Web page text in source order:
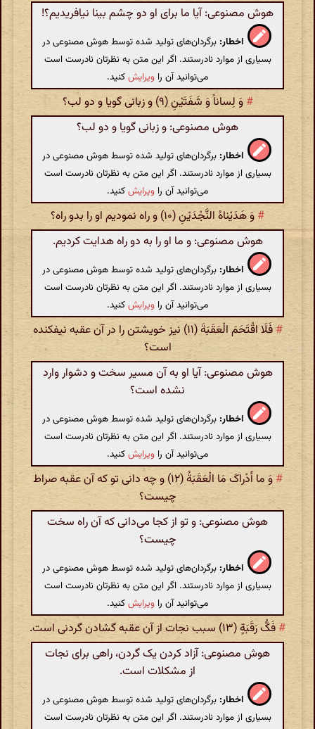
هوش مصنوعی: آیا ما برای او دو چشم بینا نیافریدیم؟!
اخطار: برگردان‌های تولید شده توسط هوش مصنوعی در
بسیاری از موارد نادرستند. اگر این متن به نظرتان نادرست است
می‌توانید آن را ویرایشکنید.
# وَ لِساناً وَ شَفَتَیْنِ (۹) و زبانی گویا و دو لب؟
هوش مصنوعی: و زبانی گویا و دو لب؟
اخطار: برگردان‌های تولید شده توسط هوش مصنوعی در
بسیاری از موارد نادرستند. اگر این متن به نظرتان نادرست است
می‌توانید آن را ویرایشکنید.
# وَ هَدَیْناهُ النَّجْدَیْنِ (۱۰) و راه نمودیم او را بدو راه؟
هوش مصنوعی: و ما او را به دو راه هدایت کردیم.
اخطار: برگردان‌های تولید شده توسط هوش مصنوعی در
بسیاری از موارد نادرستند. اگر این متن به نظرتان نادرست است
می‌توانید آن را ویرایشکنید.
#
فَلَا اقْتَحَمَ الْعَقَبَةَ (۱۱) نیز خویشتن را در آن عقبه نیفکنده
است؟
هوش مصنوعی: آیا او به آن مسیر سخت و دشوار وارد
نشده است؟
اخطار: برگردان‌های تولید شده توسط هوش مصنوعی در
بسیاری از موارد نادرستند. اگر این متن به نظرتان نادرست است
می‌توانید آن را ویرایشکنید.
#
وَ ما أَدْراکَ مَا الْعَقَبَةُ (۱۲) و چه دانی تو که آن عقبه صراط
چیست؟
هوش مصنوعی: و تو از کجا می‌دانی که آن راه سخت
چیست؟
اخطار: برگردان‌های تولید شده توسط هوش مصنوعی در
بسیاری از موارد نادرستند. اگر این متن به نظرتان نادرست است
می‌توانید آن را ویرایشکنید.
#فَکُّ رَقَبَةٍ (۱۳) سبب نجات از آن عقبه گشادن گردنی است.
هوش مصنوعی: آزاد کردن یک گردن، راهی برای نجات
از مشکلات است.
اخطار: برگردان‌های تولید شده توسط هوش مصنوعی در
بسیاری از موارد نادرستند. اگر این متن به نظرتان نادرست است